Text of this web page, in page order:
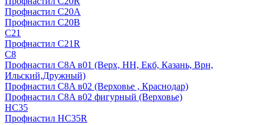
Профнастил С20А
Профнастил С20В
C21
Профнастил С21R
C8
Профнастил С8A в01 (Верх, НН, Екб, Казань, Врн,
Ильский,Дружный)
Профнастил С8A в02 (Верховье , Краснодар)
Профнастил С8A в02 фигурный (Верховье)
HС35
Профнастил HC35R